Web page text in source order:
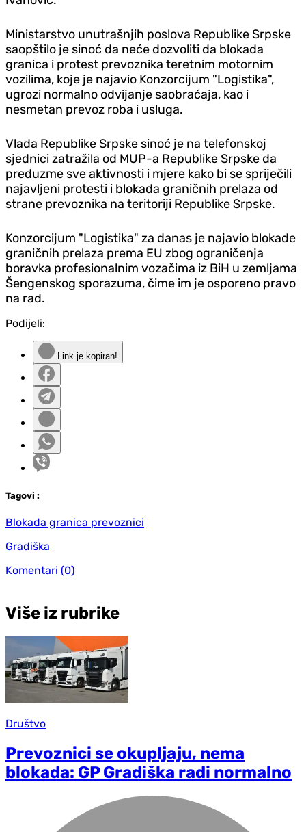
Ministarstvo unutrašnjih poslova Republike Srpske
saopštilo je sinoć da neće dozvoliti da blokada
granica i protest prevoznika teretnim motornim
vozilima, koje je najavio Konzorcijum "Logistika",
ugrozi normalno odvijanje saobraćaja, kao i
nesmetan prevoz roba i usluga.
Vlada Republike Srpske sinoć je na telefonskoj
sjednici zatražila od MUP-a Republike Srpske da
preduzme sve aktivnosti i mjere kako bi se spriječili
najavljeni protesti i blokada graničnih prelaza od
strane prevoznika na teritoriji Republike Srpske.
Konzorcijum "Logistika" za danas je najavio blokade
graničnih prelaza prema EU zbog ograničenja
boravka profesionalnim vozačima iz BiH u zemljama
Šengenskog sporazuma, čime im je osporeno pravo
na rad.
Podijeli:
Link je kopiran!
Tagovi :
Blokada granica prevoznici
Gradiška
Komentari (0)
Više iz rubrike
Društvo
Prevoznici se okupljaju, nema
blokada: GP Gradiška radi normalno